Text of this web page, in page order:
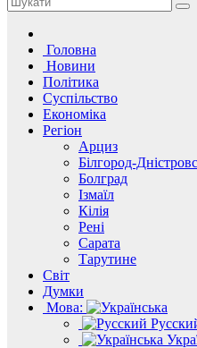
Головна
Новини
Політика
Суспільство
Економіка
Регіон
Арциз
Білгород-
Болград
Ізмаїл
Кілія
Рені
Сарата
Тарутине
Світ
Думки
Мова: